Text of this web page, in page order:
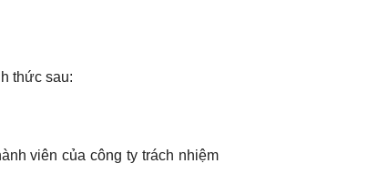
thức sau:
viên của công ty trách nhiệm